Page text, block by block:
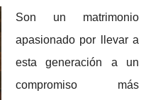
Son un matrimonio
apasionado por llevar a
esta generación a un
compromiso más